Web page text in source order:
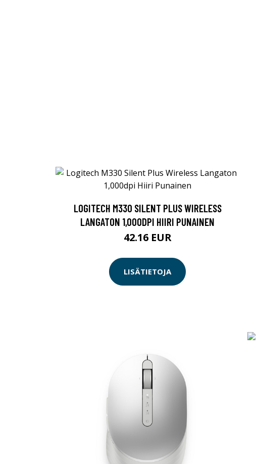
LOGITECH M330 SILENT PLUS WIRELESS
LANGATON 1,000DPI HIIRI PUNAINEN
42.16 EUR
LISÄTIETOJA